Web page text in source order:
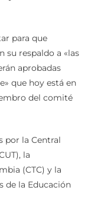
para que
su respaldo a «las
aprobadas
que hoy está en
del comité
por la Central
la
(CTC) y la
de la Educación